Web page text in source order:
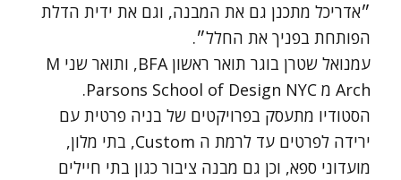
״אדריכל מתכנן גם את המבנה, וגם את ידית הדלת
הפותחת בפניך את החלל״.
עמנואל שטרן בוגר תואר ראשון BFA, ותואר שני M
Arch מ Parsons School of Design NYC.
הסטודיו מתעסק בפרויקטים של בניה פרטית עם
ירידה לפרטים עד לרמת ה Custom, בתי מלון,
מועדוני ספא, וכן גם מבנה ציבור כגון בתי חיילים